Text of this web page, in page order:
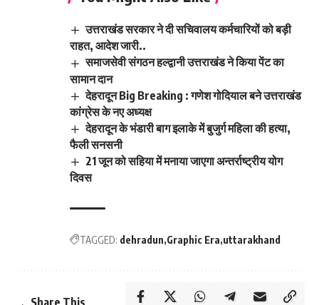
उत्तराखंड सरकार ने दी सचिवालय कर्मचारियों को बड़ी
राहत, आदेश जारी..
समाजसेवी संगठन हल्द्वानी उत्तराखंड ने किया पेंट का
सामान दान
देहरादून Big Breaking : गणेश गोदियाल बने उत्तराखंड
कांग्रेस के नए अध्यक्ष
देहरादून के भंडारी बाग इलाके में बुजुर्ग महिला की हत्या,
फैली सनसनी
21 जून को सहिया में मनाया जाएगा अन्तर्राष्ट्रीय योग
दिवस
TAGGED: dehradun Graphic Era uttarakhand
Share This